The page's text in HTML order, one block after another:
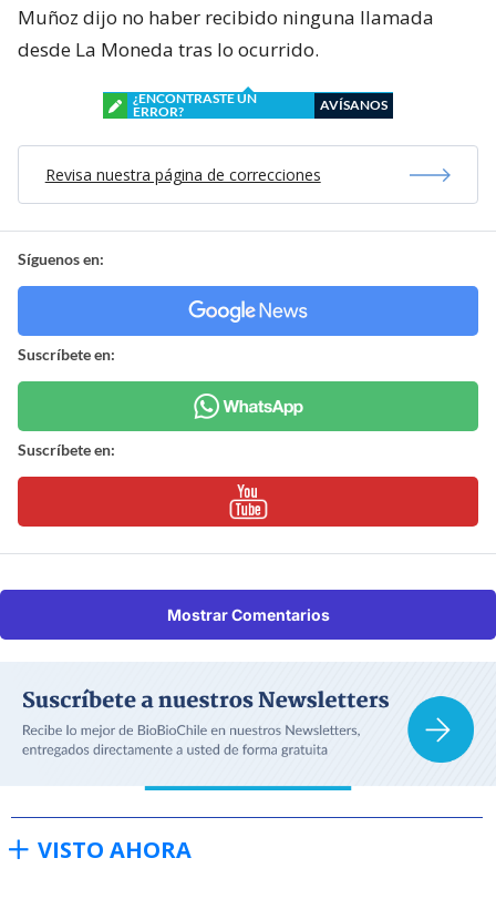
Muñoz dijo no haber recibido ninguna llamada
desde La Moneda tras lo ocurrido.
¿ENCONTRASTE UN
ERROR?
AVÍSANOS
Revisa nuestra página de correcciones
Síguenos en:
Suscríbete en:
Suscríbete en:
Mostrar Comentarios
VISTO AHORA